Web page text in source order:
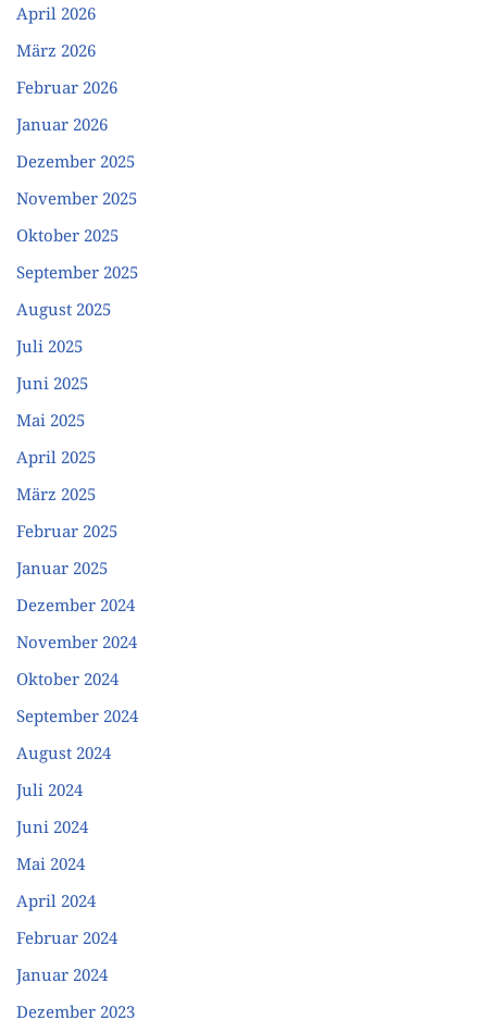
April 2026
März 2026
Februar 2026
Januar 2026
Dezember 2025
November 2025
Oktober 2025
September 2025
August 2025
Juli 2025
Juni 2025
Mai 2025
April 2025
März 2025
Februar 2025
Januar 2025
Dezember 2024
November 2024
Oktober 2024
September 2024
August 2024
Juli 2024
Juni 2024
Mai 2024
April 2024
Februar 2024
Januar 2024
Dezember 2023